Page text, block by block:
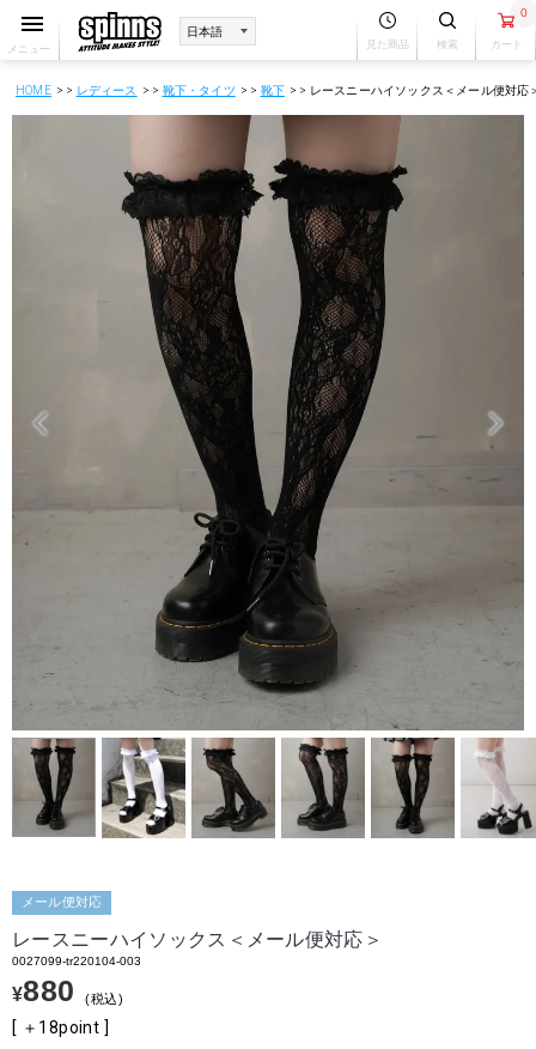
メニュー 見た商品 検索
0
カート
HOME レディース 靴下・タイツ 靴下 レースニーハイソックス＜メール便対応
メール便対応
レースニーハイソックス＜メール便対応＞
0027099-tr220104-003
¥880 税込
[ ＋ 18point ]